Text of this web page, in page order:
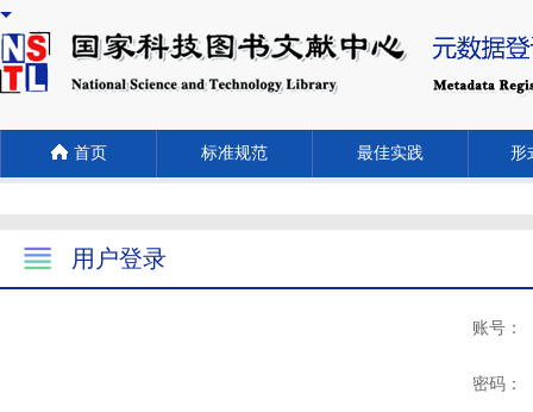
首页 标准规范 最佳实践 形
用户登录
账号：
密码：